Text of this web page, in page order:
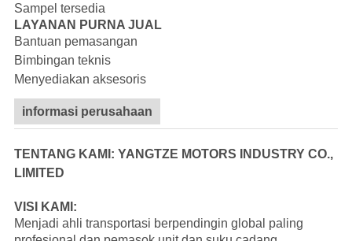
Sampel tersedia
LAYANAN PURNA JUAL
Bantuan pemasangan
Bimbingan teknis
Menyediakan aksesoris
informasi perusahaan
TENTANG KAMI: YANGTZE MOTORS INDUSTRY CO.,
LIMITED
VISI KAMI:
Menjadi ahli transportasi berpendingin global paling